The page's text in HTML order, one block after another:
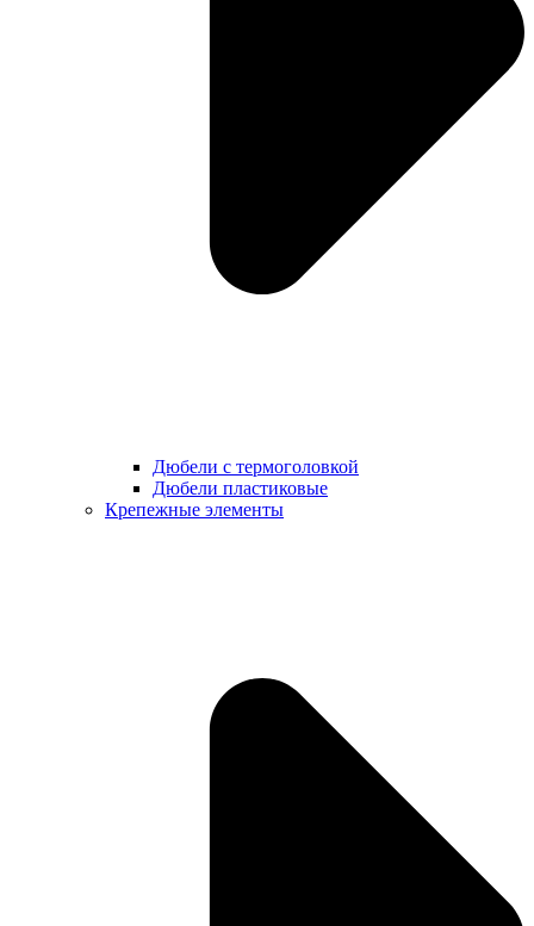
Дюбели с термоголовкой
Дюбели пластиковые
Крепежные элементы